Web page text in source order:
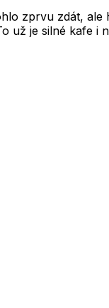
zprvu zdát, ale
už je silné kafe i